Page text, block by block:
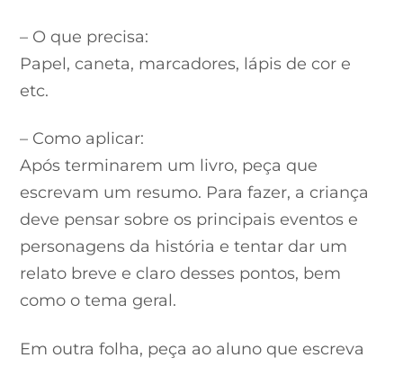
– O que precisa:
Papel, caneta, marcadores, lápis de cor e
etc.
– Como aplicar:
Após terminarem um livro, peça que
escrevam um resumo. Para fazer, a criança
deve pensar sobre os principais eventos e
personagens da história e tentar dar um
relato breve e claro desses pontos, bem
como o tema geral.
Em outra folha, peça ao aluno que escreva